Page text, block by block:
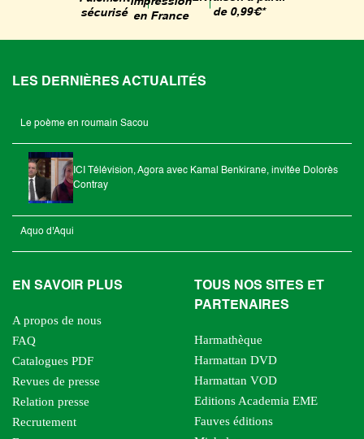
sécurisé en France
de 0,99€*
LES DERNIÈRES ACTUALITÉS
Le poème en roumain Sacou
ICI Télévision, Agora avec Kamal Benkirane, invitée Dolorès
Contray
Aquo d'Aqui
EN SAVOIR PLUS
A propos de nous
FAQ
Catalogues PDF
Revues de presse
Relation presse
Recrutement
TOUS NOS SITES ET
PARTENAIRES
Harmathèque
Harmattan DVD
Harmattan VOD
Editions Academia EME
Fauves éditions